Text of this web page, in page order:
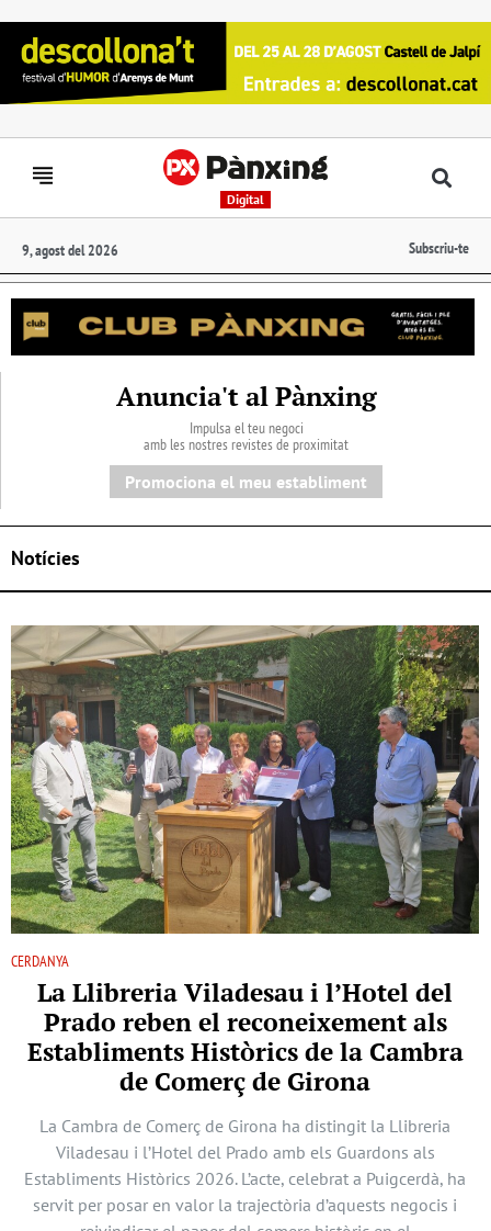
Digital
9, agost del 2026 Subscriu-te
Anuncia't al Pànxing
Impulsa el teu negoci
amb les nostres revistes de proximitat
Promociona el meu establiment
Notícies
CERDANYA
La Llibreria Viladesau i l’Hotel del
Prado reben el reconeixement als
Establiments Històrics de la Cambra
de Comerç de Girona
La Cambra de Comerç de Girona ha distingit la Llibreria
Viladesau i l’Hotel del Prado amb els Guardons als
Establiments Històrics 2026. L’acte, celebrat a Puigcerdà, ha
servit per posar en valor la trajectòria d’aquests negocis i